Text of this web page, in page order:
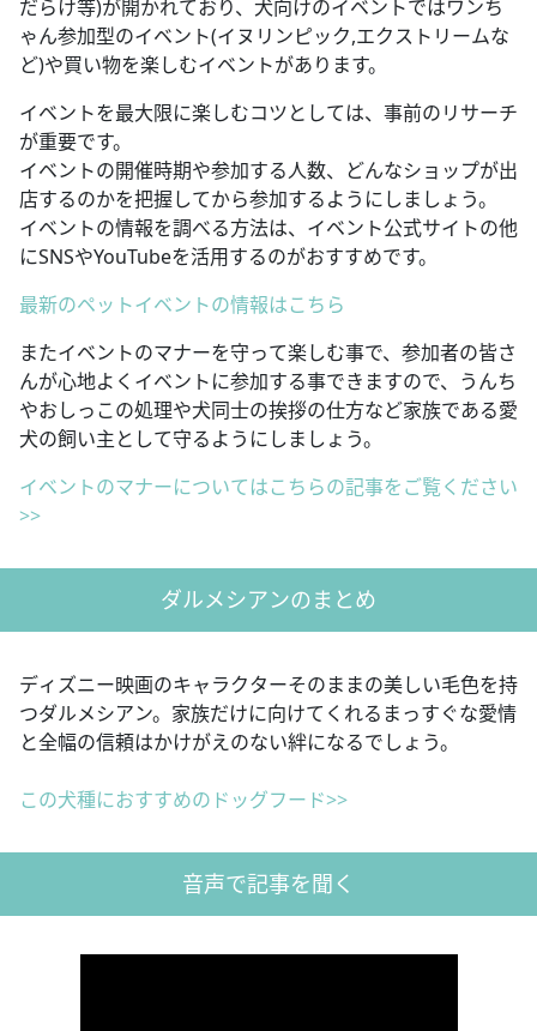
だらけ等)が開かれており、犬向けのイベントではワンち
ゃん参加型のイベント(イヌリンピック,エクストリームな
ど)や買い物を楽しむイベントがあります。
イベントを最大限に楽しむコツとしては、事前のリサーチ
が重要です。
イベントの開催時期や参加する人数、どんなショップが出
店するのかを把握してから参加するようにしましょう。
イベントの情報を調べる方法は、イベント公式サイトの他
にSNSやYouTubeを活用するのがおすすめです。
最新のペットイベントの情報はこちら
またイベントのマナーを守って楽しむ事で、参加者の皆さ
んが心地よくイベントに参加する事できますので、うんち
やおしっこの処理や犬同士の挨拶の仕方など家族である愛
犬の飼い主として守るようにしましょう。
イベントのマナーについてはこちらの記事をご覧ください
>>
ダルメシアンのまとめ
ディズニー映画のキャラクターそのままの美しい毛色を持
つダルメシアン。家族だけに向けてくれるまっすぐな愛情
と全幅の信頼はかけがえのない絆になるでしょう。
この犬種におすすめのドッグフード>>
音声で記事を聞く